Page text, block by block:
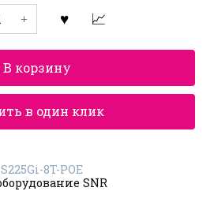
В корзину
в один клик
8T-POE
SNR